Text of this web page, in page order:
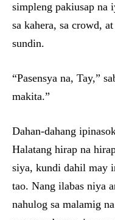
simpleng pakiusap
sa kahera, sa crowd,
sundin.
“Pasensya na, Tay,”
makita.”
Dahan-dahang
Halatang hirap na
siya, kundi dahil may
tao. Nang ilabas niya
nahulog sa malamig